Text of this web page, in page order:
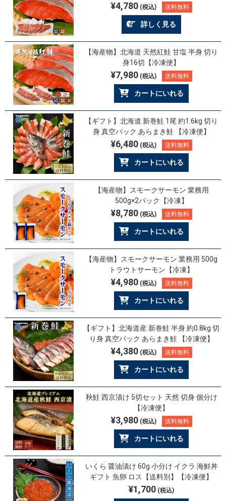
¥4,780(税込) 送料無料
詳しく見る
【海産物】北海道 天然紅鮭 甘塩 半身 切り
身16切【冷凍便】
¥7,980(税込) 送料無料
カートにいれる
【ギフト】北海道 新巻鮭 1尾 約1.6kg 切り
身 真空パック あらまき鮭 【冷凍便】
¥6,480(税込) 送料無料
カートにいれる
【海産物】スモークサーモン 業務用
500g×2パック【冷凍】
¥8,780(税込) 送料無料
カートにいれる
【海産物】スモークサーモン 業務用 500g
トラウトサーモン【冷凍】
¥4,980(税込) 送料無料
カートにいれる
【ギフト】北海道産 新巻鮭 半身 約0.8kg 切
り身 真空パック あらまき鮭 【冷凍便】
¥4,380(税込) 送料無料
カートにいれる
秋鮭 西京漬け 5切セット 天然 切身 個分け
【冷凍便】
¥3,980(税込) 送料無料
カートにいれる
いくら 醤油漬け 60g 小分け イクラ 海鮮丼
ギフト 魚卵 ロス【送料別】【冷凍便】
¥1,700 (税込)